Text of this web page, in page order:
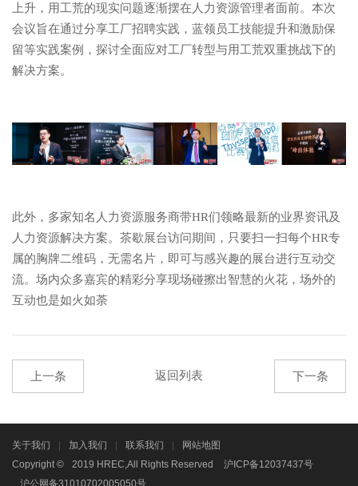
上升，用工荒的现实问题逐渐摆在人力资源管理者面前。本次
会议旨在通过分享工厂招聘实践，蓝领员工技能提升和激励保
留等实践案例，探讨全面应对工厂转型与用工荒双重挑战下的
解决方案。
此外，多家知名人力资源服务商带HR们领略最新的业界资讯及
人力资源解决方案。茶歇展台访问期间，只要扫一扫每个HR专
属的胸牌二维码，无需名片，即可与感兴趣的展台进行互动交
流。场内众多嘉宾的精彩分享现场碰擦出智慧的火花，场外的
互动也是如火如荼
上一条 返回列表 下一条
关于我们 | 加入我们 | 联系我们 |
网站地图
Copyright ©
2019 HREC,All Rights Reserved
沪ICP备12037437号
沪公网备31010702005050号